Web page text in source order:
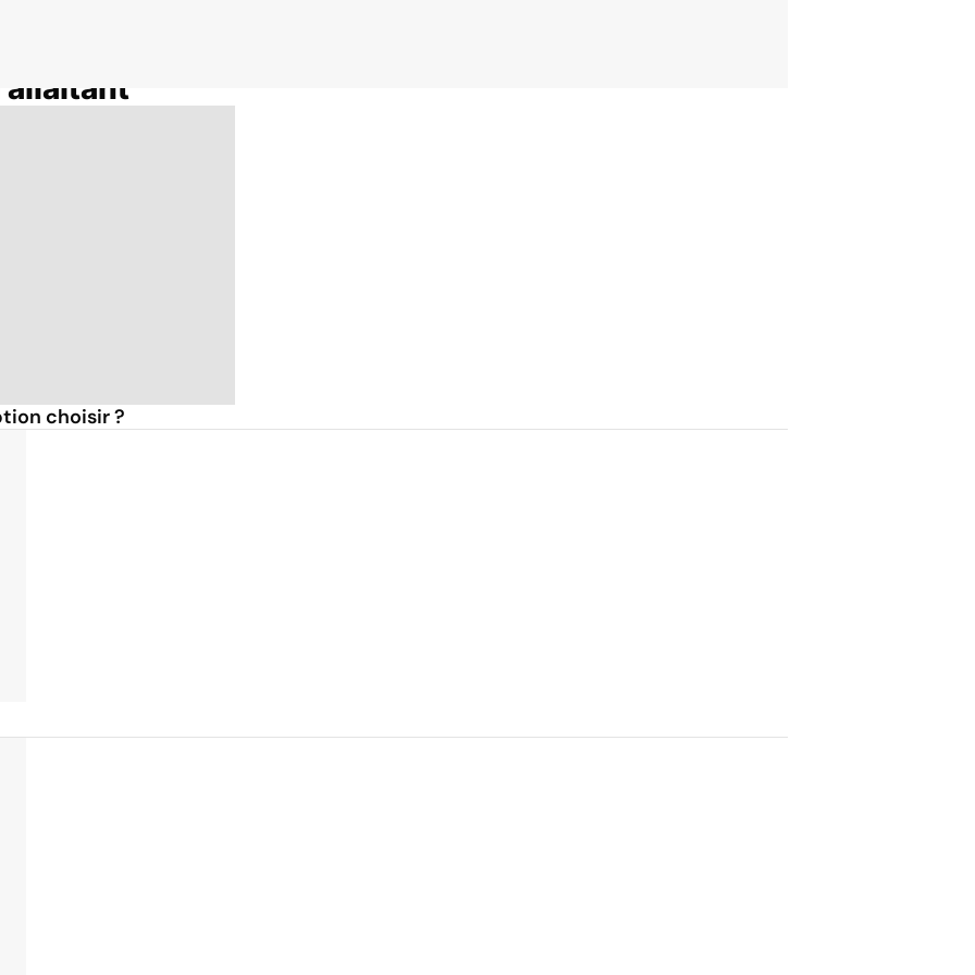
allaitant
choisir ?